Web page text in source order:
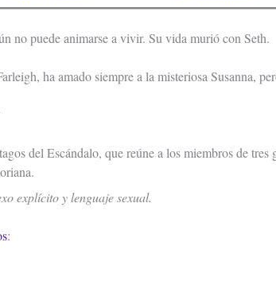
no puede animarse a vivir. Su vida murió con Seth.
ha amado siempre a la misteriosa Susanna,
del Escándalo, que reúne a los miembros de
explícito y lenguaje sexual.
: